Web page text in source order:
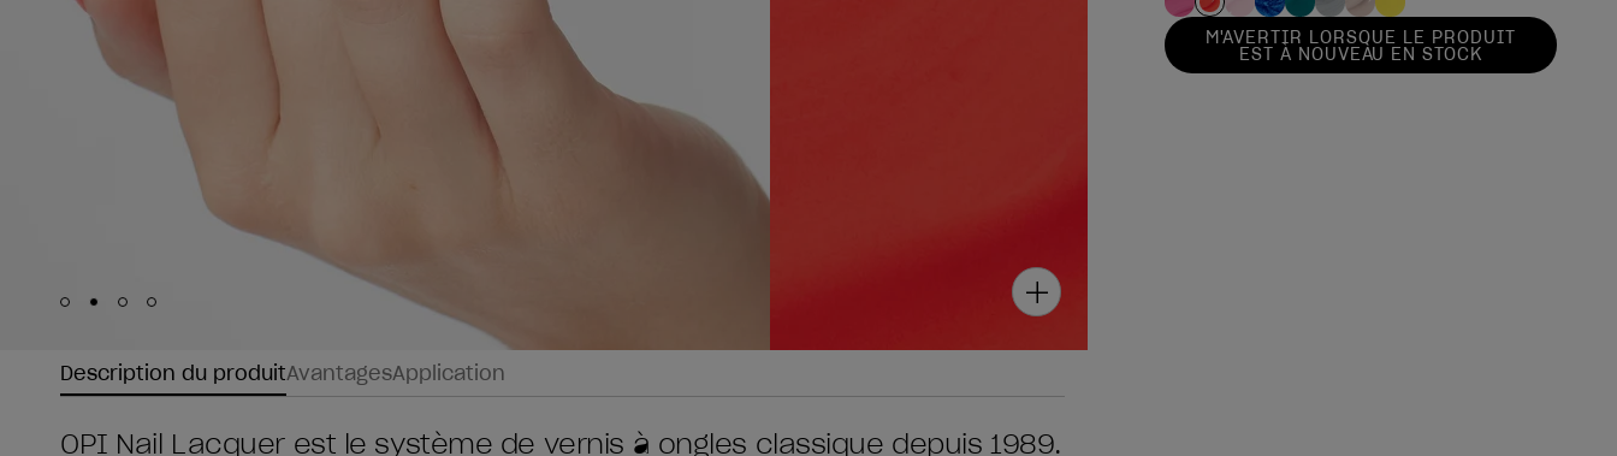
Skip to slide
Skip to slide
Skip to slide
Skip to slide
M'AVERTIR LORSQUE LE PRODUIT
EST À NOUVEAU EN STOCK
Description du produitAvantagesApplication
OPI Nail Lacquer est le système de vernis à ongles classique depuis 1989.